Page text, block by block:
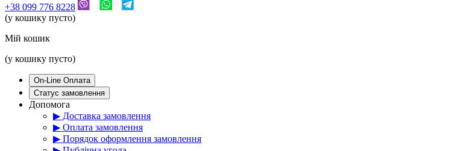
+38 099 776 8228
(у кошику пусто)
Мій кошик
(у кошику пусто)
On-Line Оплата
Статус замовлення
Допомога
▶ Доставка замовлення
▶ Оплата замовлення
▶ Порядок оформлення замовлення